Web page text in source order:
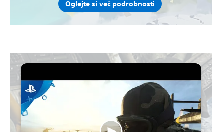
Oglejte si več podrobnosti